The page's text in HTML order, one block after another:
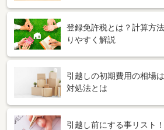
登録免許税とは？計算方
りやすく解説
引越しの初期費用の相場
対処法とは
引越し前にする事リスト